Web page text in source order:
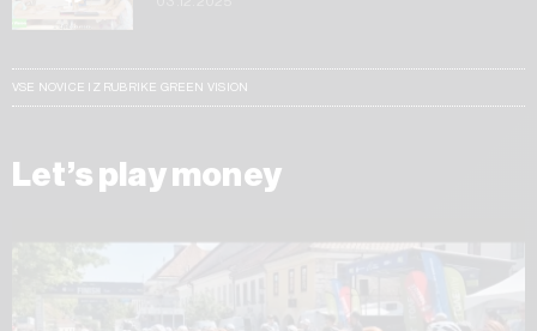
VSE NOVICE IZ RUBRIKE GREEN VISION
Let’s play money